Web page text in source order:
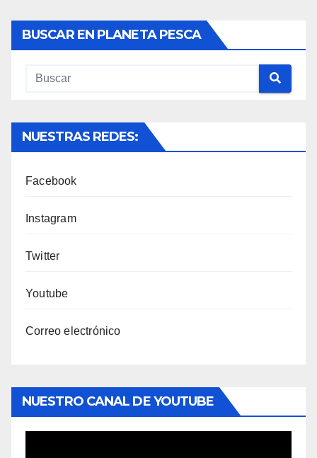
BUSCAR EN PLANETA PESCA
NUESTRAS REDES:
Facebook
Instagram
Twitter
Youtube
Correo electrónico
NUESTRO CANAL DE YOUTUBE